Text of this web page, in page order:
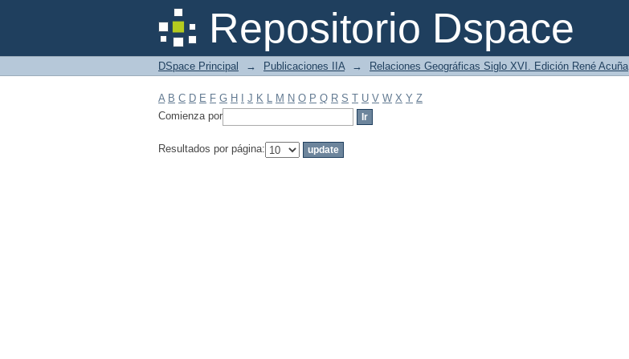
Repositorio Dspace
Filtrar por: Materia
DSpace Principal → Publicaciones IIA → Relaciones Geográficas Siglo XVI. Edición René Acuña
A B C D E F G H J K L M N O P Q R S T U V W X Y Z
Comienza por
Resultados por página: